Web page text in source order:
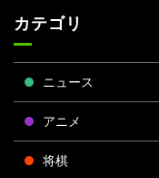
カテゴリ
ニュース
アニメ
将棋